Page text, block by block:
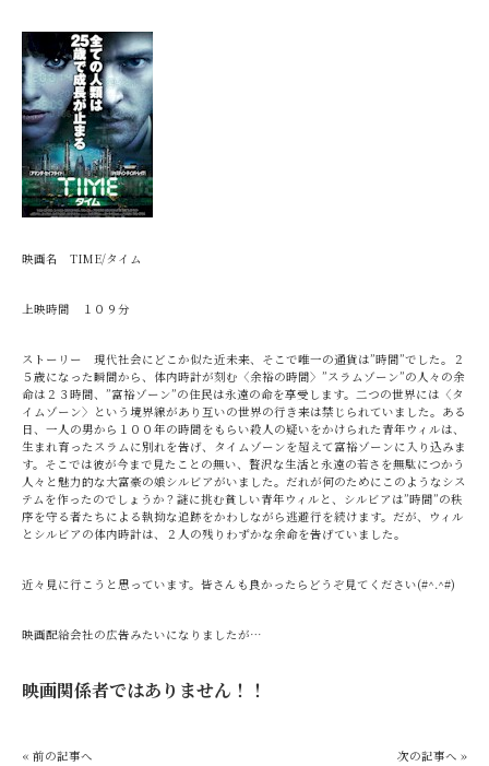
映画名 TIME/タイム
上映時間 １０９分
ストーリー 現代社会にどこか似た近未来、そこで唯一の通貨は”時間”でした。２
５歳になった瞬間から、体内時計が刻む〈余裕の時間〉”スラムゾーン”の人々の余
命は２３時間、”富裕ゾーン”の住民は永遠の命を享受します。二つの世界には〈タ
イムゾーン〉という境界線があり互いの世界の行き来は禁じられていました。ある
日、一人の男から１００年の時間をもらい殺人の疑いをかけられた青年ウィルは、
生まれ育ったスラムに別れを告げ、タイムゾーンを超えて富裕ゾーンに入り込みま
す。そこでは彼が今まで見たことの無い、贅沢な生活と永遠の若さを無駄につかう
人々と魅力的な大富豪の娘シルビアがいました。だれが何のためにこのようなシス
テムを作ったのでしょうか？謎に挑む貧しい青年ウィルと、シルビアは”時間”の秩
序を守る者たちによる執拗な追跡をかわしながら逃避行を続けます。だが、ウィル
とシルビアの体内時計は、２人の残りわずかな余命を告げていました。
近々見に行こうと思っています。皆さんも良かったらどうぞ見てください(#^.^#)
映画配給会社の広告みたいになりましたが…
映画関係者ではありません！！
« 前の記事へ 次の記事へ »